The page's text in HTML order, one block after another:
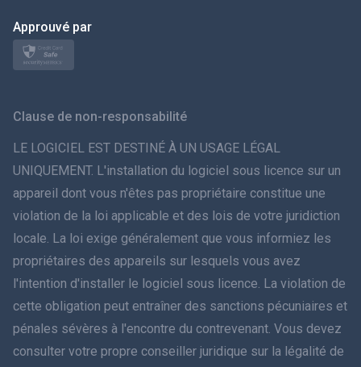
日本
ภาษาไทย
Dansk
हिंदी
עברית
Approuvé par
Clause de non-responsabilité
LE LOGICIEL EST DESTINÉ À UN USAGE LÉGAL
UNIQUEMENT. L'installation du logiciel sous licence sur un
appareil dont vous n'êtes pas propriétaire constitue une
violation de la loi applicable et des lois de votre juridiction
locale. La loi exige généralement que vous informiez les
propriétaires des appareils sur lesquels vous avez
l'intention d'installer le logiciel sous licence. La violation de
cette obligation peut entraîner des sanctions pécuniaires et
pénales sévères à l'encontre du contrevenant. Vous devez
consulter votre propre conseiller juridique sur la légalité de